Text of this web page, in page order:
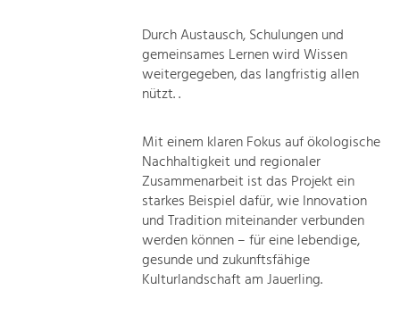
Durch Austausch, Schulungen und
gemeinsames Lernen wird Wissen
weitergegeben, das langfristig allen
nützt. .
Mit einem klaren Fokus auf ökologische
Nachhaltigkeit und regionaler
Zusammenarbeit ist das Projekt ein
starkes Beispiel dafür, wie Innovation
und Tradition miteinander verbunden
werden können – für eine lebendige,
gesunde und zukunftsfähige
Kulturlandschaft am Jauerling.